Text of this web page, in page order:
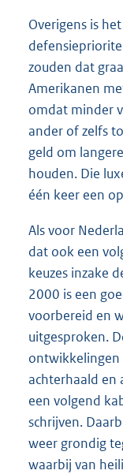
Overigens is
zouden dat
Amerikanen
omdat minder
ander of zelfs
geld om
houden. Die
één keer een
Als voor
dat ook een
keuzes inzake
2000 is een
voorbereid en
uitgesproken.
ontwikkelingen
achterhaald en
een volgend
schrijven.
weer grondig
waarbij van